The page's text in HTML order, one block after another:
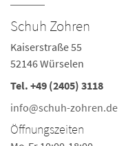
Schuh Zohren
Kaiserstraße 55
52146 Würselen
Tel. +49 (2405) 3118
info@schuh-zohren.de
Öffnungszeiten